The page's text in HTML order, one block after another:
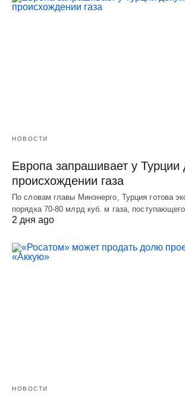
НОВОСТИ
Европа запрашивает у Турции
происхождении газа
По словам главы Минэнерго, Турция готова
порядка 70-80 млрд куб. м газа,
2 дня ago
НОВОСТИ